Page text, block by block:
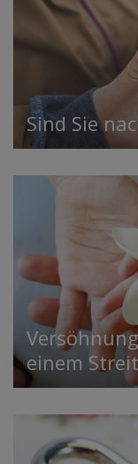
Sind Sie
einem Streit